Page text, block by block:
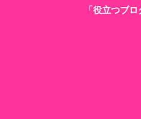
「役立つブ